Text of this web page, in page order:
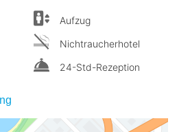
Aufzug
Nichtraucherhotel
24-Std-Rezeption